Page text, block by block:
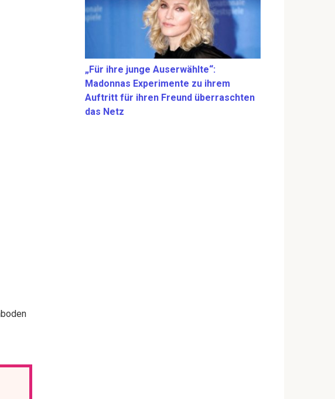
„Für ihre junge Auserwählte“:
Madonnas Experimente zu ihrem
Auftritt für ihren Freund überraschten
das Netz